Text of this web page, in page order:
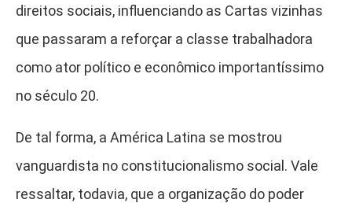
direitos sociais, influenciando as Cartas vizinhas
que passaram a reforçar a classe trabalhadora
como ator político e econômico importantíssimo
no século 20.
De tal forma, a América Latina se mostrou
vanguardista no constitucionalismo social. Vale
ressaltar, todavia, que a organização do poder